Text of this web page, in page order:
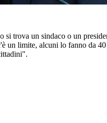
trova un sindaco o un
un limite, alcuni lo fanno da